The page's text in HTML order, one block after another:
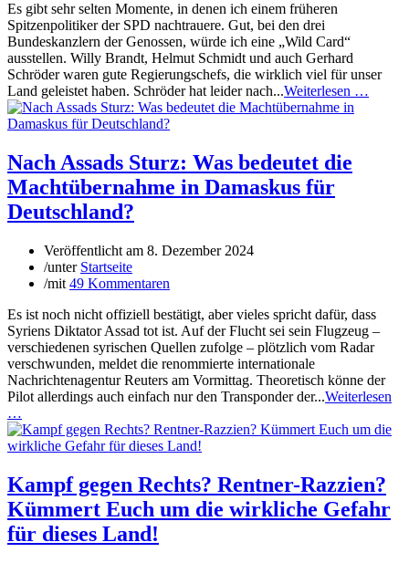
Es gibt sehr selten Momente, in denen ich einem früheren
Spitzenpolitiker der SPD nachtrauere. Gut, bei den drei
Bundeskanzlern der Genossen, würde ich eine „Wild Card“
ausstellen. Willy Brandt, Helmut Schmidt und auch Gerhard
Schröder waren gute Regierungschefs, die wirklich viel für unser
Land geleistet haben. Schröder hat leider nach...Weiterlesen …
Nach Assads Sturz: Was bedeutet die
Machtübernahme in Damaskus für
Deutschland?
Veröffentlicht am 8. Dezember 2024
/unter Startseite
/mit 49 Kommentaren
Es ist noch nicht offiziell bestätigt, aber vieles spricht dafür, dass
Syriens Diktator Assad tot ist. Auf der Flucht sei sein Flugzeug –
verschiedenen syrischen Quellen zufolge – plötzlich vom Radar
verschwunden, meldet die renommierte internationale
Nachrichtenagentur Reuters am Vormittag. Theoretisch könne der
Pilot allerdings auch einfach nur den Transponder der...Weiterlesen
…
Kampf gegen Rechts? Rentner-Razzien?
Kümmert Euch um die wirkliche Gefahr
für dieses Land!